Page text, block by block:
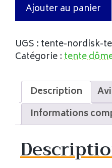
Ajouter au panier
UGS : tente-nordisk-
Catégorie :tente
Description
Informations